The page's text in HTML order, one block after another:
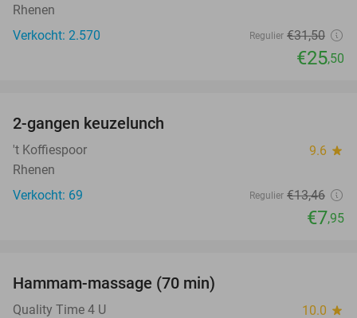
Rhenen
Verkocht: 2.570
Regulier €31,50
€25,50
NEW
TODAY
2-gangen keuzelunch
't Koffiespoor 9.6 star
Rhenen
Verkocht: 69
Regulier €13,46
€7,95
Hammam-massage (70 min)
Quality Time 4 U 10.0 star